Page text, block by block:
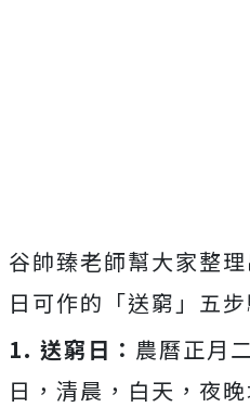
谷帥臻老師幫大家整
日可作的「送窮」五步
1. 送窮日： 農曆正月
日，清晨，白天，夜晚